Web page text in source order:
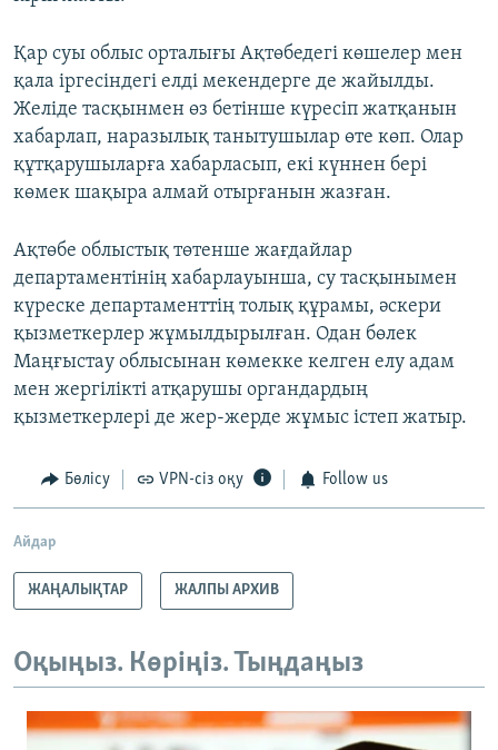
Қар суы облыс орталығы Ақтөбедегі көшелер мен
қала іргесіндегі елді мекендерге де жайылды.
Желіде тасқынмен өз бетінше күресіп жатқанын
хабарлап, наразылық танытушылар өте көп. Олар
құтқарушыларға хабарласып, екі күннен бері
көмек шақыра алмай отырғанын жазған.
Ақтөбе облыстық төтенше жағдайлар
департаментінің хабарлауынша, су тасқынымен
күреске департаменттің толық құрамы, әскери
қызметкерлер жұмылдырылған. Одан бөлек
Маңғыстау облысынан көмекке келген елу адам
мен жергілікті атқарушы органдардың
қызметкерлері де жер-жерде жұмыс істеп жатыр.
Бөлісу VPN-сіз оқу Follow us
Айдар
ЖАҢАЛЫҚТАР ЖАЛПЫ АРХИВ
Оқыңыз. Көріңіз. Тыңдаңыз